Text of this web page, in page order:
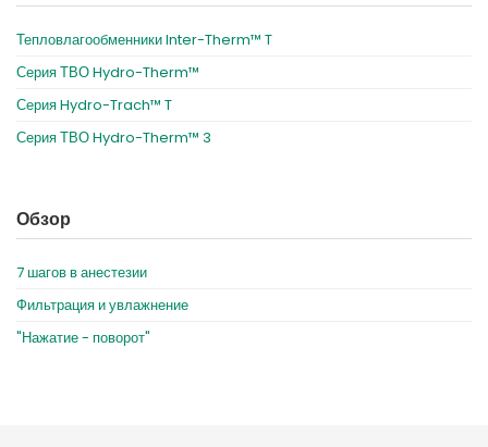
Тепловлагообменники Inter-Therm™ T
Серия ТВО Hydro-Therm™
Серия Hydro-Trach™ T
Серия ТВО Hydro-Therm™ 3
Обзор
7 шагов в анестезии
Фильтрация и увлажнение
"Нажатие - поворот"